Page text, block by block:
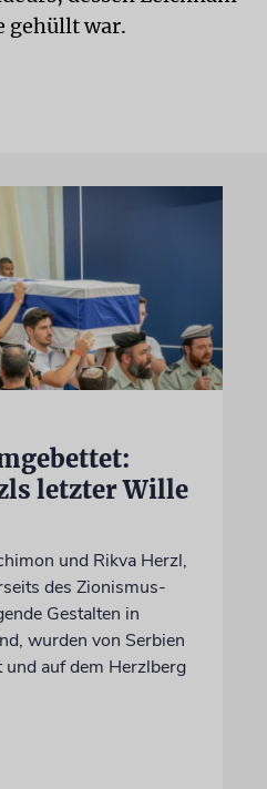
gehüllt war.
letzter Wille
und Rikva Herzl,
des Zionismus-
Gestalten in
wurden von Serbien
auf dem Herzlberg